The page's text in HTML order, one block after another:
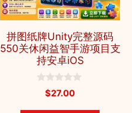
拼图纸牌Unity完整源码
550关休闲益智手游项目支
持安卓iOS
$27.00